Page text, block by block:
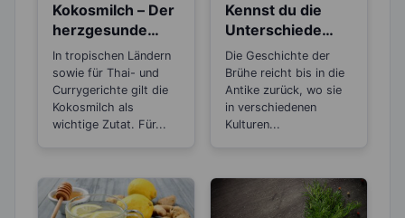
Kokosmilch – Der
herzgesunde
Sahneersatz
In tropischen Ländern
sowie für Thai- und
Currygerichte gilt die
Kokosmilch als
wichtige Zutat. Für...
Kennst du die
Unterschiede
zwischen Brühe,
Fond und
Bouillon?
Die Geschichte der
Brühe reicht bis in die
Antike zurück, wo sie
in verschiedenen
Kulturen...